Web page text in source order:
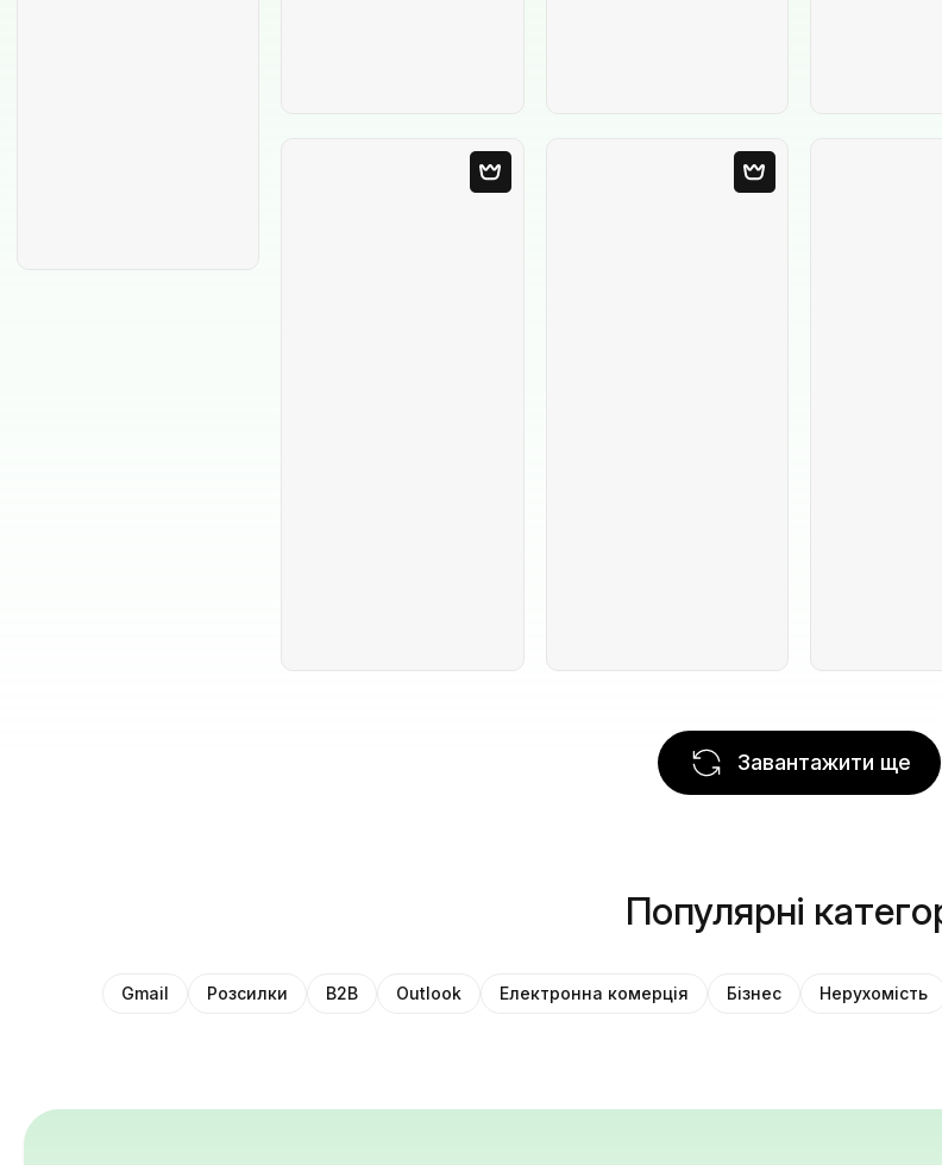
Завантажити ще
Популярні
Gmail Розсилки B2B Outlook Електронна комерція Бізнес Нерухомість